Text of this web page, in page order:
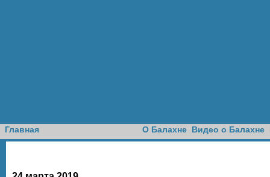
Главная О Балахне Видео о Балахне